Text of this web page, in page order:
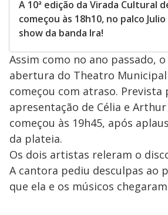
A 10ª edição da Virada Cultural
começou às 18h10, no palco
show da banda Ira!
Assim como no ano passado,
abertura do Theatro Municipal
começou com atraso. Prevista
apresentação de Célia e
começou às 19h45, após
da plateia.
Os dois artistas releram o
A cantora pediu desculpas ao
que ela e os músicos